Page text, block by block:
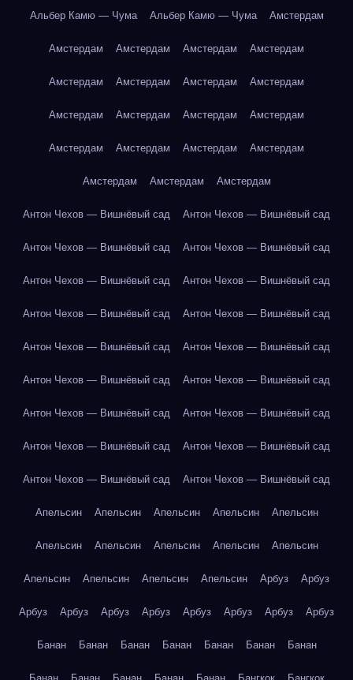
Альбер Камю — Чума Альбер Камю — Чума Амстердам
Амстердам Амстердам Амстердам Амстердам
Амстердам Амстердам Амстердам Амстердам
Амстердам Амстердам Амстердам Амстердам
Амстердам Амстердам Амстердам Амстердам
Амстердам Амстердам Амстердам
Антон Чехов — Вишнёвый сад Антон Чехов — Вишнёвый сад
Антон Чехов — Вишнёвый сад Антон Чехов — Вишнёвый сад
Антон Чехов — Вишнёвый сад Антон Чехов — Вишнёвый сад
Антон Чехов — Вишнёвый сад Антон Чехов — Вишнёвый сад
Антон Чехов — Вишнёвый сад Антон Чехов — Вишнёвый сад
Антон Чехов — Вишнёвый сад Антон Чехов — Вишнёвый сад
Антон Чехов — Вишнёвый сад Антон Чехов — Вишнёвый сад
Антон Чехов — Вишнёвый сад Антон Чехов — Вишнёвый сад
Антон Чехов — Вишнёвый сад Антон Чехов — Вишнёвый сад
Апельсин Апельсин Апельсин Апельсин Апельсин
Апельсин Апельсин Апельсин Апельсин Апельсин
Апельсин Апельсин Апельсин Апельсин Арбуз Арбуз
Арбуз Арбуз Арбуз Арбуз Арбуз Арбуз Арбуз Арбуз
Банан Банан Банан Банан Банан Банан Банан